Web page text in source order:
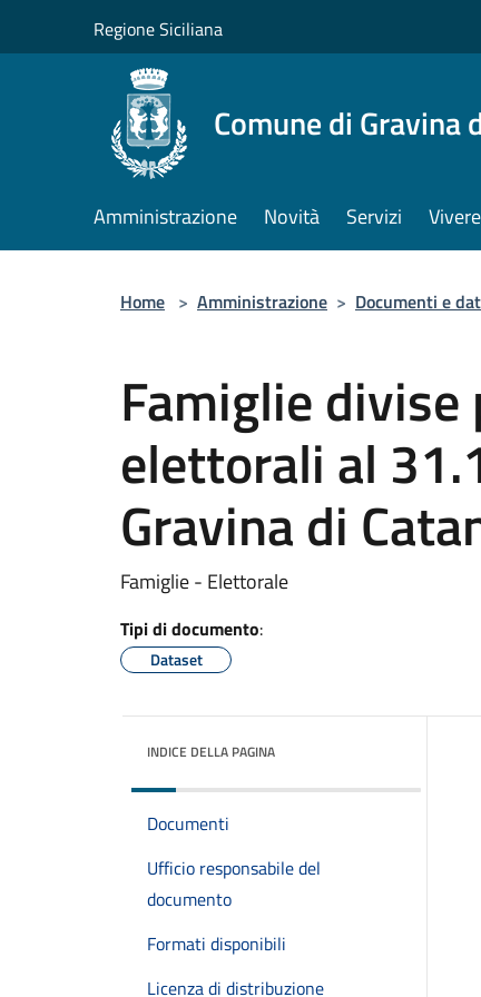
Regione Siciliana
Comune di Gravina
Amministrazione Novità Servizi
Home > Amministrazione > Documenti e
Famiglie
elettorali al
Gravina di
Famiglie - Elettorale
Tipi di documento:
Dataset
INDICE DELLA PAGINA
Documenti
Ufficio responsabile del
documento
Formati disponibili
Licenza di distribuzione